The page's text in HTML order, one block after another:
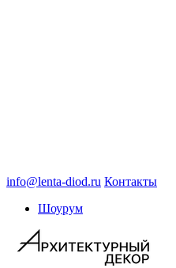
info@lenta-diod.ru Контакты
Шоурум